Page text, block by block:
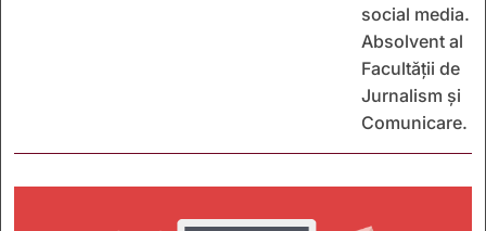
social media.
Absolvent al
Facultății de
Jurnalism și
Comunicare.